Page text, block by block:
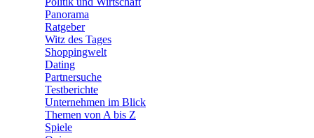
Panorama
Ratgeber
Witz des Tages
Shoppingwelt
Dating
Partnersuche
Testberichte
Unternehmen im Blick
Themen von A bis Z
Spiele